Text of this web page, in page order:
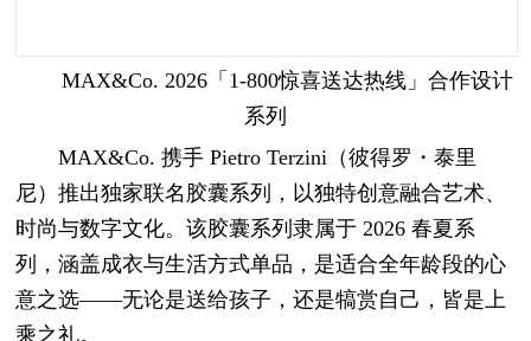
MAX&Co. 2026「1-800惊喜送达热线」合作设计
系列
MAX&Co. 携手 Pietro Terzini（彼得罗・泰里
尼）推出独家联名胶囊系列，以独特创意融合艺术、
时尚与数字文化。该胶囊系列隶属于 2026 春夏系
列，涵盖成衣与生活方式单品，是适合全年龄段的心
意之选——无论是送给孩子，还是犒赏自己，皆是上
乘之礼。